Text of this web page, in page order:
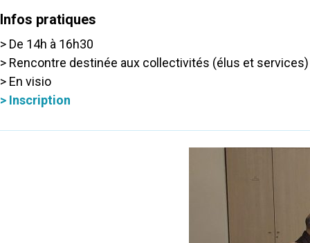
Infos pratiques
> De 14h à 16h30
> Rencontre destinée aux collectivités (élus et services)
> En visio
> Inscription